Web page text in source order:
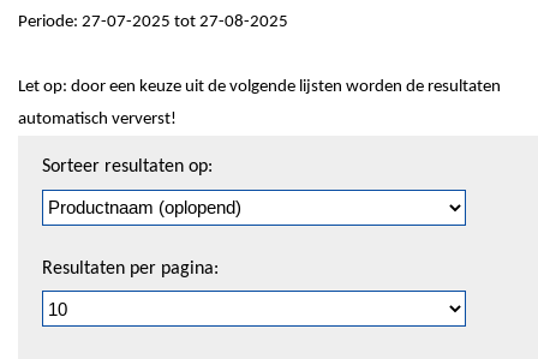
Periode: 27-07-2025 tot 27-08-2025
Let op: door een keuze uit de volgende lijsten worden de resultaten
automatisch ververst!
pagineren
Sorteer resultaten op:
Resultaten per pagina: